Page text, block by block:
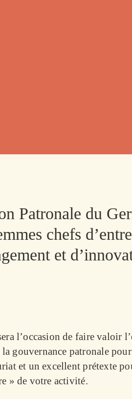
Patronale du
chefs
et
l’occasion de faire valoir
la gouvernance patronale
et un excellent prétexte
» de votre activité.